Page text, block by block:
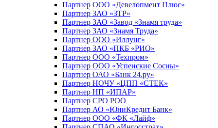
Партнер ООО «Девелопмент Плюс»
Партнер ЗАО «ЗТР»
Партнер ЗАО «Завод «Знамя труда»
Партнер ЗАО «Знамя Труда»
Партнер ООО «Иллунг»
Партнер ЗАО «ПКБ «РИО»
Партнер ООО «Техпром»
Партнер ООО «Успенские Сосны»
Партнер ОАО «Банк 24.ру»
Партнер НОЧУ «ЦПП «СТЕК»
Партнер НП «ИПАР»
Партнер СРО РОО
Партнер АО «ЮниКредит Банк»
Партнер ООО «ФК «Лайф»